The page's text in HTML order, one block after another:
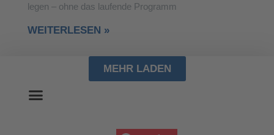
legen – ohne das laufende Programm
WEITERLESEN »
MEHR LADEN